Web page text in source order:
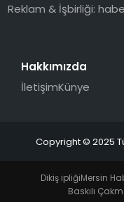
Reklam & İşbirliği:
Hakkımızda
İletişimKünye
Copyright © 2025
Dikiş ipliğiMersin
Baskılı